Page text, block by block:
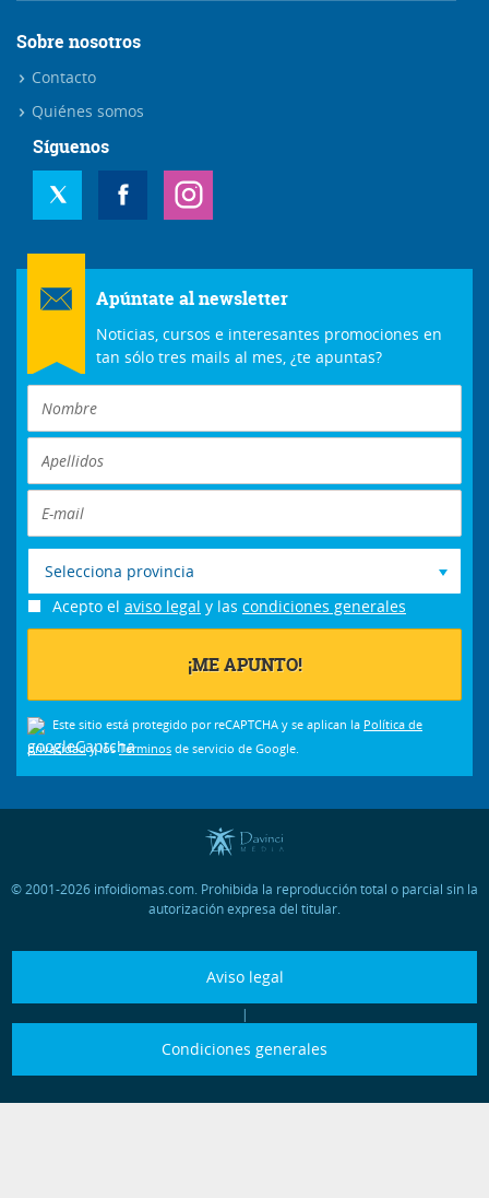
Sobre nosotros
Contacto
Quiénes somos
Síguenos
Apúntate al newsletter
Noticias, cursos e interesantes promociones en
tan sólo tres mails al mes, ¿te apuntas?
Selecciona provincia
Acepto el aviso legal y las condiciones generales
Este sitio está protegido por reCAPTCHA y se aplican la Política de
privacidady losTérminos de servicio de Google.
© 2001-2026 infoidiomas.com. Prohibida la reproducción total o parcial sin la
autorización expresa del titular.
Aviso legal
|
Condiciones generales